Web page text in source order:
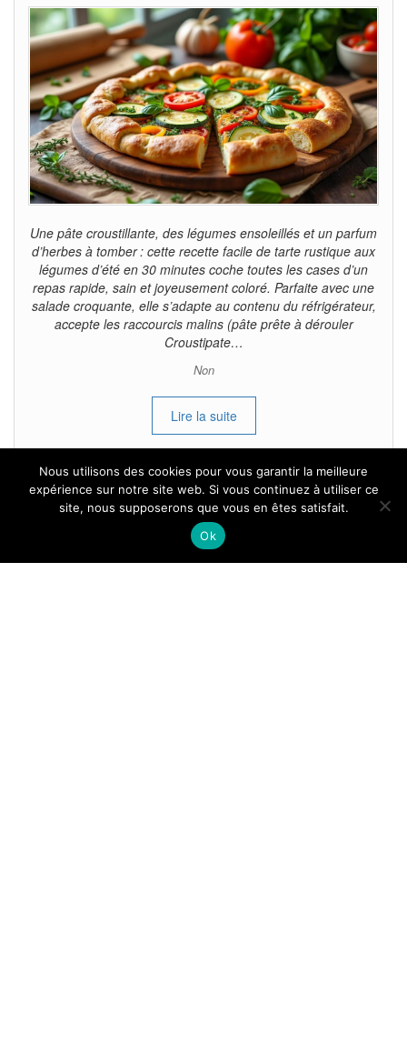
Une pâte croustillante, des légumes ensoleillés et un parfum
d’herbes à tomber : cette recette facile de tarte rustique aux
légumes d’été en 30 minutes coche toutes les cases d’un
repas rapide, sain et joyeusement coloré. Parfaite avec une
salade croquante, elle s’adapte au contenu du réfrigérateur,
accepte les raccourcis malins (pâte prête à dérouler
Croustipate…
Non
Lire la suite
Tous droits reservés.
Nous utilisons des cookies pour vous garantir la meilleure
expérience sur notre site web. Si vous continuez à utiliser ce
site, nous supposerons que vous en êtes satisfait.
Ok